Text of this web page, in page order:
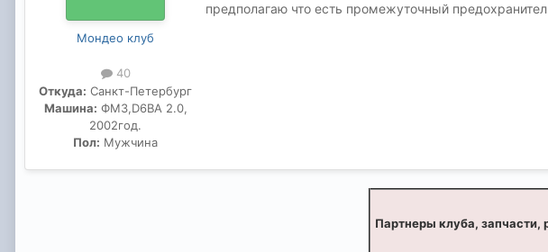
Мондео клуб
40
Откуда: Санкт-Петербург
Машина: ФМ3,D6BA 2.0,
2002год.
Пол: Мужчина
предполагаю что есть промежуточный
Партнеры клуба, запчасти,